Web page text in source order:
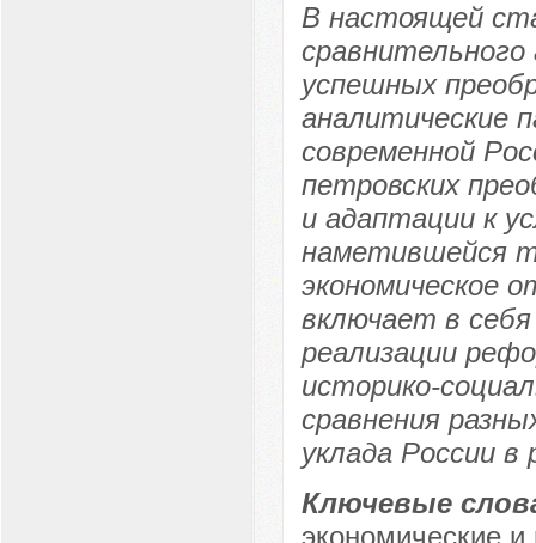
В настоящей
успешных
аналитические
современной
петровских
и адаптации к
наметившейся
экономическое
включает в
реализации
историко-
сравнения
уклада России
Ключевые